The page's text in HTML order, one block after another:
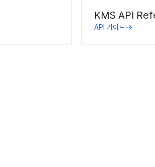
KMS API
API 가이드